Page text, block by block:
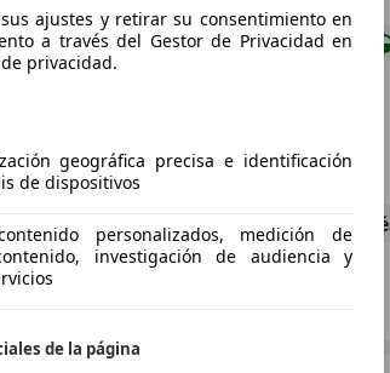
€ 10.490 Buenprecio
01/2016 216.000 km
AUTOMOVIL 2
ajustes y retirar su consentimiento en
a través del Gestor de Privacidad en
privacidad.
geográfica precisa e identificación
de dispositivos
personalizados, medición de
investigación de audiencia y
de la página